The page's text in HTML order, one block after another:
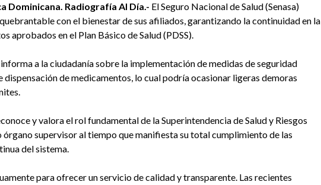
Dominicana. Radiografía Al Día.- El Seguro Nacional de Salud (Senasa)
con el bienestar de sus afiliados, garantizando la continuidad en la
aprobados en el Plan Básico de Salud (PDSS).
a la ciudadanía sobre la implementación de medidas de seguridad
dispensación de medicamentos, lo cual podría ocasionar ligeras demoras
y valora el rol fundamental de la Superintendencia de Salud y Riesgos
órgano supervisor al tiempo que manifiesta su total cumplimiento de las
del sistema.
para ofrecer un servicio de calidad y transparente. Las recientes